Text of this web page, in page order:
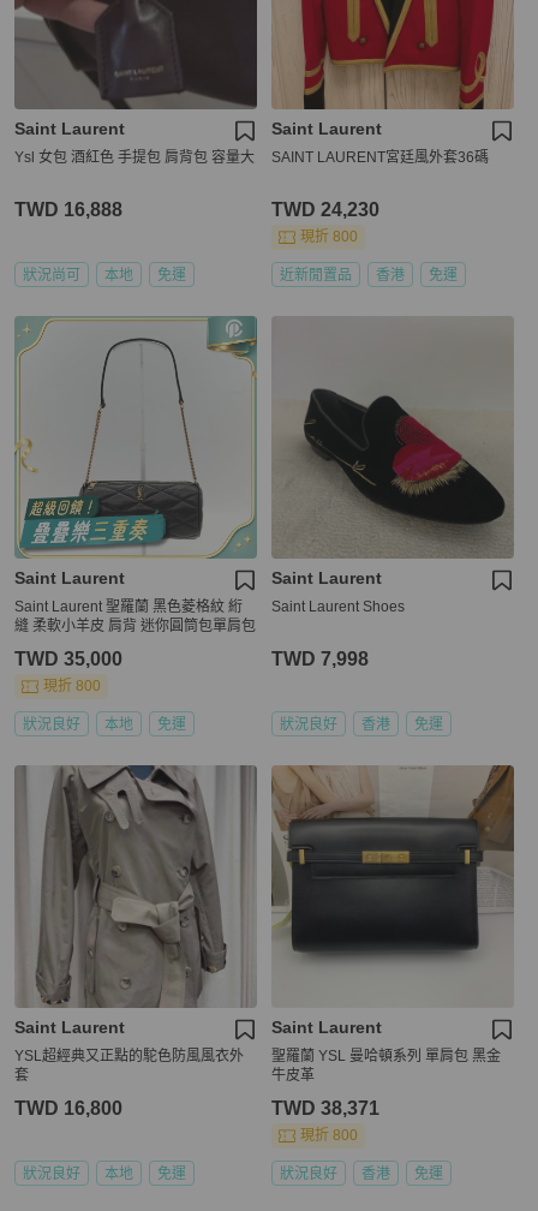
Saint Laurent
Ysl 女包 酒紅色 手提包 肩背包 容量大
TWD 16,888
狀況尚可 本地 免運
Saint Laurent
SAINT LAURENT宮廷風外套36碼
TWD 24,230
現折 800
近新閒置品 香港 免運
Saint Laurent
Saint Laurent 聖羅蘭 黑色菱格紋 絎
縫 柔軟小羊皮 肩背 迷你圓筒包單肩包
TWD 35,000
現折 800
狀況良好 本地 免運
Saint Laurent
Saint Laurent Shoes
TWD 7,998
狀況良好 香港 免運
Saint Laurent
YSL超經典又正點的駝色防風風衣外
套
TWD 16,800
狀況良好 本地 免運
Saint Laurent
聖羅蘭 YSL 曼哈頓系列 單肩包 黑金
牛皮革
TWD 38,371
現折 800
狀況良好 香港 免運